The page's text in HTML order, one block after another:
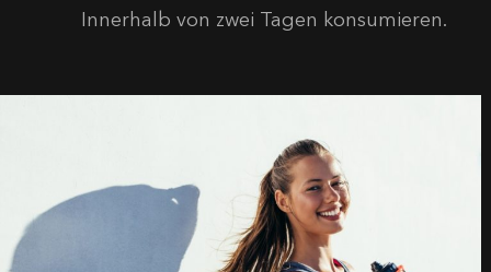
Innerhalb von zwei Tagen konsumieren.